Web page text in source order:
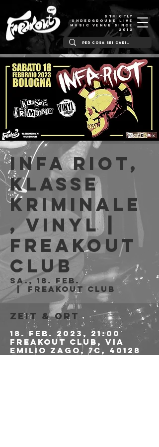
STRICTLY
UNDERGROUND LIVE
MUSIC VENUE SINCE
2012
Infa Riot,
Klasse
Kriminale
, Vinyl |
Freakout
Club
Sa., 18. Feb.
  |
Freakout Club
Zeit & Ort
18. Feb. 2023, 21:00
Freakout Club, Via
Emilio Zago, 7c, 40128